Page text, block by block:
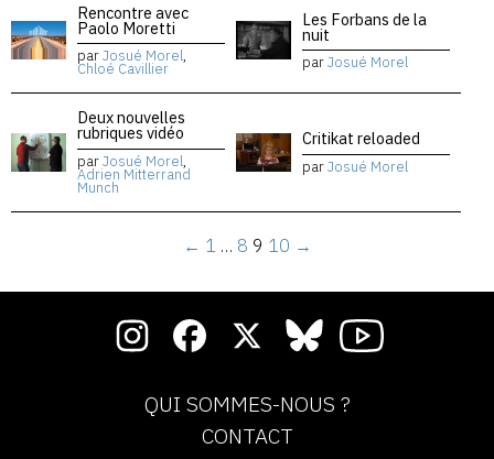
Rencontre avec
Paolo Moretti
parJosué Morel,
Chloé Cavillier
Les Forbans de la
nuit
parJosué Morel
Deux nouvelles
rubriques vidéo
parJosué Morel,
Adrien Mitterrand
Munch
Critikat reloaded
parJosué Morel
← 1 … 8 9 10 →
QUI SOMMES-NOUS ?
CONTACT